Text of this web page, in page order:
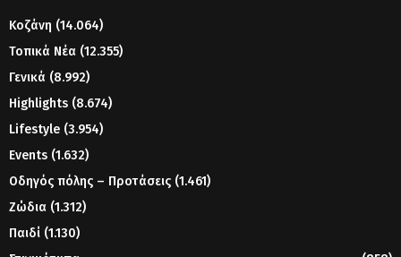
Κοζάνη (14.064)
Τοπικά Νέα (12.355)
Γενικά (8.992)
Highlights (8.674)
Lifestyle (3.954)
Events (1.632)
Οδηγός πόλης – Προτάσεις (1.461)
Ζώδια (1.312)
Παιδί (1.130)